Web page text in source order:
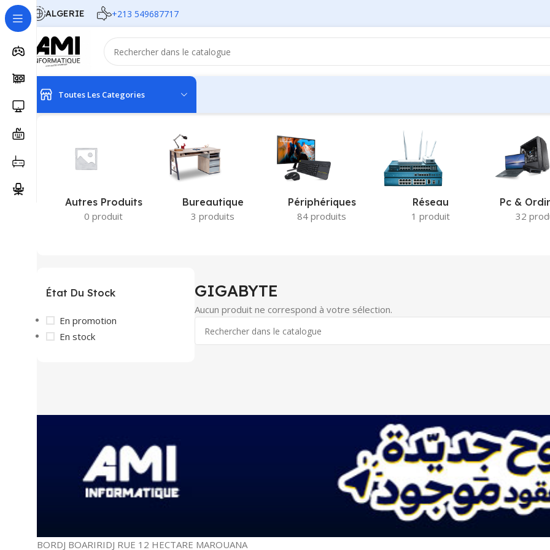
ALGERIE +213 549687717
Toutes Les Categories
Autres Produits
0 produit
Bureautique
3 produits
Périphériques
84 produits
Réseau
1 produit
Pc &
32
État Du Stock
En promotion
En stock
GIGABYTE
Aucun produit ne correspond à votre sélection.
BORDJ BOARIRIDJ RUE 12 HECTARE MAROUANA